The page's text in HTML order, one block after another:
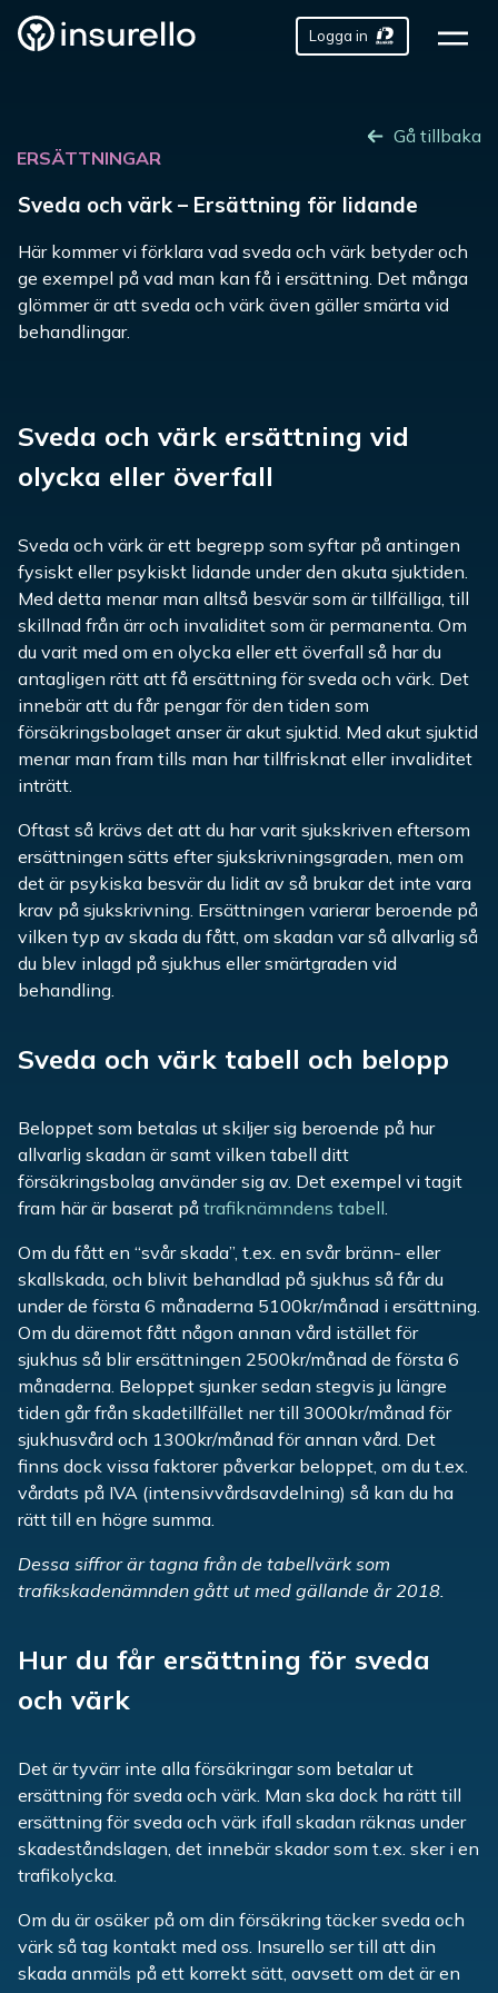
Logga in
Gå tillbaka
ERSÄTTNINGAR
Sveda och värk – Ersättning för lidande
Här kommer vi förklara vad sveda och värk betyder och
ge exempel på vad man kan få i ersättning. Det många
glömmer är att sveda och värk även gäller smärta vid
behandlingar.
Sveda och värk ersättning vid
olycka eller överfall
Sveda och värk är ett begrepp som syftar på antingen
fysiskt eller psykiskt lidande under den akuta sjuktiden.
Med detta menar man alltså besvär som är tillfälliga, till
skillnad från ärr och invaliditet som är permanenta. Om
du varit med om en olycka eller ett överfall så har du
antagligen rätt att få ersättning för sveda och värk. Det
innebär att du får pengar för den tiden som
försäkringsbolaget anser är akut sjuktid. Med akut sjuktid
menar man fram tills man har tillfrisknat eller invaliditet
inträtt.
Oftast så krävs det att du har varit sjukskriven eftersom
ersättningen sätts efter sjukskrivningsgraden, men om
det är psykiska besvär du lidit av så brukar det inte vara
krav på sjukskrivning. Ersättningen varierar beroende på
vilken typ av skada du fått, om skadan var så allvarlig så
du blev inlagd på sjukhus eller smärtgraden vid
behandling.
Sveda och värk tabell och belopp
Beloppet som betalas ut skiljer sig beroende på hur
allvarlig skadan är samt vilken tabell ditt
försäkringsbolag använder sig av. Det exempel vi tagit
fram här är baserat på trafiknämndens tabell.
Om du fått en “svår skada”, t.ex. en svår bränn- eller
skallskada, och blivit behandlad på sjukhus så får du
under de första 6 månaderna 5100kr/månad i ersättning.
Om du däremot fått någon annan vård istället för
sjukhus så blir ersättningen 2500kr/månad de första 6
månaderna. Beloppet sjunker sedan stegvis ju längre
tiden går från skadetillfället ner till 3000kr/månad för
sjukhusvård och 1300kr/månad för annan vård. Det
finns dock vissa faktorer påverkar beloppet, om du t.ex.
vårdats på IVA (intensivvårdsavdelning) så kan du ha
rätt till en högre summa.
Dessa siffror är tagna från de tabellvärk som
trafikskadenämnden gått ut med gällande år 2018.
Hur du får ersättning för sveda
och värk
Det är tyvärr inte alla försäkringar som betalar ut
ersättning för sveda och värk. Man ska dock ha rätt till
ersättning för sveda och värk ifall skadan räknas under
skadeståndslagen, det innebär skador som t.ex. sker i en
trafikolycka.
Om du är osäker på om din försäkring täcker sveda och
värk så tag kontakt med oss. Insurello ser till att din
skada anmäls på ett korrekt sätt, oavsett om det är en